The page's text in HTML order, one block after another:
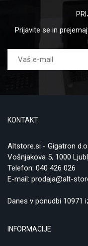
Prijavite se in
KONTAKT
Altstore.si - Gigatron
Vošnjakova 5, 1000
Telefon: 040 426 026
E-mail: prodaja@alt-
Danes v ponudbi 10971
INFORMACIJE